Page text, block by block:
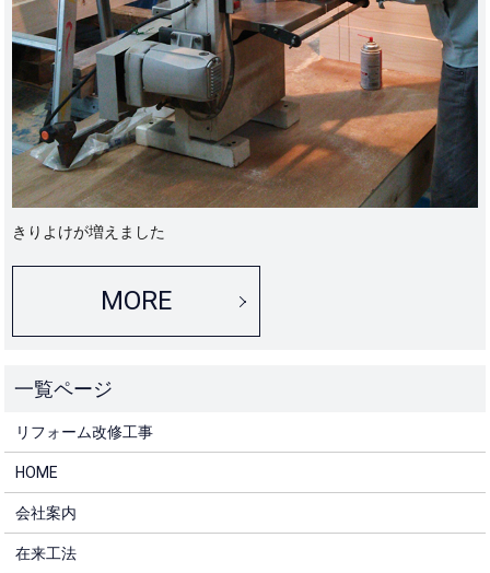
きりよけが増えました
MORE
リフォーム改修工事
HOME
会社案内
在来工法